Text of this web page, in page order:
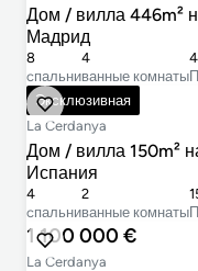
Дом / вилла 446m²
Мадрид
cпальни
8
ванные комнаты
4
Эксклюзивная
878 000 €
La Cerdanya
Дом / вилла 150m²
Испания
cпальни
4
ванные комнаты
2
1 100 000 €
La Cerdanya